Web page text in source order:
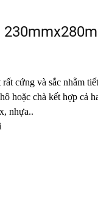
rất cứng và sắc nhằm
hoặc chà kết hợp cả
nhựa..